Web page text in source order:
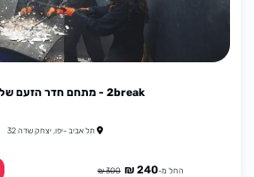
2break - מתחם חדר הזעם של ישראל
תל אביב -יפו, יצחק שדה 32
החל מ-240 ₪
300 ₪